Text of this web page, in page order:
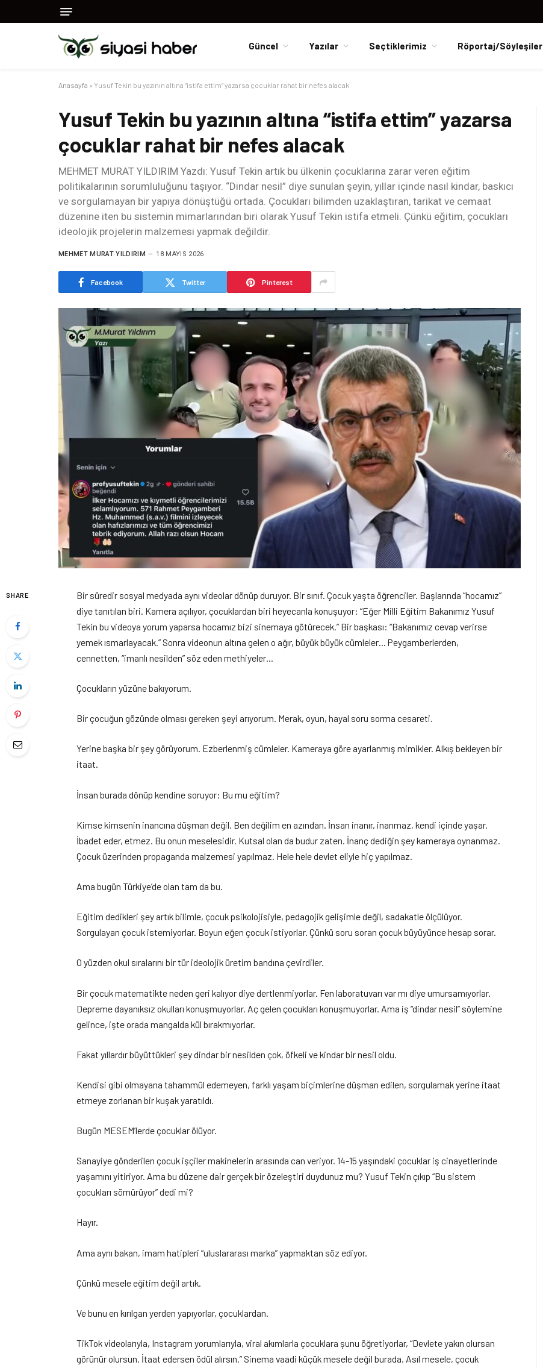
Güncel Yazılar Seçtiklerimiz Röportaj/Söyleşiler
Anasayfa » Yusuf Tekin bu yazının altına “istifa ettim” yazarsa çocuklar rahat bir nefes alacak
Yusuf Tekin bu yazının altına “istifa ettim” yazarsa
çocuklar rahat bir nefes alacak
MEHMET MURAT YILDIRIM Yazdı: Yusuf Tekin artık bu ülkenin çocuklarına zarar veren eğitim
politikalarının sorumluluğunu taşıyor. “Dindar nesil” diye sunulan şeyin, yıllar içinde nasıl kindar, baskıcı
ve sorgulamayan bir yapıya dönüştüğü ortada. Çocukları bilimden uzaklaştıran, tarikat ve cemaat
düzenine iten bu sistemin mimarlarından biri olarak Yusuf Tekin istifa etmeli. Çünkü eğitim, çocukları
ideolojik projelerin malzemesi yapmak değildir.
MEHMET MURAT YILDIRIM 18 MAYIS 2026
Facebook Twitter Pinterest
SHARE
Bir süredir sosyal medyada aynı videolar dönüp duruyor. Bir sınıf. Çocuk yaşta öğrenciler. Başlarında “hocamız”
diye tanıtılan biri. Kamera açılıyor, çocuklardan biri heyecanla konuşuyor: “Eğer Milli Eğitim Bakanımız Yusuf
Tekin bu videoya yorum yaparsa hocamız bizi sinemaya götürecek.” Bir başkası: “Bakanımız cevap verirse
yemek ısmarlayacak.” Sonra videonun altına gelen o ağır, büyük büyük cümleler… Peygamberlerden,
cennetten, “imanlı nesilden” söz eden methiyeler…
Çocukların yüzüne bakıyorum.
Bir çocuğun gözünde olması gereken şeyi arıyorum. Merak, oyun, hayal soru sorma cesareti.
Yerine başka bir şey görüyorum. Ezberlenmiş cümleler. Kameraya göre ayarlanmış mimikler. Alkış bekleyen bir
itaat.
İnsan burada dönüp kendine soruyor: Bu mu eğitim?
Kimse kimsenin inancına düşman değil. Ben değilim en azından. İnsan inanır, inanmaz, kendi içinde yaşar.
İbadet eder, etmez. Bu onun meselesidir. Kutsal olan da budur zaten. İnanç dediğin şey kameraya oynanmaz.
Çocuk üzerinden propaganda malzemesi yapılmaz. Hele hele devlet eliyle hiç yapılmaz.
Ama bugün Türkiye’de olan tam da bu.
Eğitim dedikleri şey artık bilimle, çocuk psikolojisiyle, pedagojik gelişimle değil, sadakatle ölçülüyor.
Sorgulayan çocuk istemiyorlar. Boyun eğen çocuk istiyorlar. Çünkü soru soran çocuk büyüyünce hesap sorar.
O yüzden okul sıralarını bir tür ideolojik üretim bandına çevirdiler.
Bir çocuk matematikte neden geri kalıyor diye dertlenmiyorlar. Fen laboratuvarı var mı diye umursamıyorlar.
Depreme dayanıksız okulları konuşmuyorlar. Aç gelen çocukları konuşmuyorlar. Ama iş “dindar nesil” söylemine
gelince, işte orada mangalda kül bırakmıyorlar.
Fakat yıllardır büyüttükleri şey dindar bir nesilden çok, öfkeli ve kindar bir nesil oldu.
Kendisi gibi olmayana tahammül edemeyen, farklı yaşam biçimlerine düşman edilen, sorgulamak yerine itaat
etmeye zorlanan bir kuşak yaratıldı.
Bugün MESEM’lerde çocuklar ölüyor.
Sanayiye gönderilen çocuk işçiler makinelerin arasında can veriyor. 14-15 yaşındaki çocuklar iş cinayetlerinde
yaşamını yitiriyor. Ama bu düzene dair gerçek bir özeleştiri duydunuz mu? Yusuf Tekin çıkıp “Bu sistem
çocukları sömürüyor” dedi mi?
Hayır.
Ama aynı bakan, imam hatipleri “uluslararası marka” yapmaktan söz ediyor.
Çünkü mesele eğitim değil artık.
Ve bunu en kırılgan yerden yapıyorlar, çocuklardan.
TikTok videolarıyla, Instagram yorumlarıyla, viral akımlarla çocuklara şunu öğretiyorlar, “Devlete yakın olursan
görünür olursun. İtaat edersen ödül alırsın.” Sinema vaadi küçük mesele değil burada. Asıl mesele, çocuk